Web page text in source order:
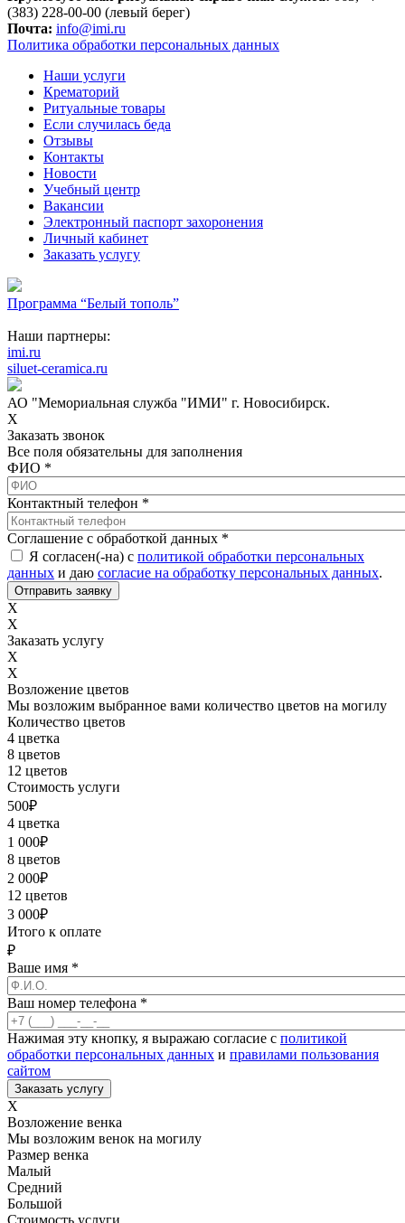
(383) 228-00-00 (левый берег)
Почта: info@imi.ru
Политика обработки персональных данных
Наши услуги
Крематорий
Ритуальные товары
Если случилась беда
Отзывы
Контакты
Новости
Учебный центр
Вакансии
Электронный паспорт захоронения
Личный кабинет
Заказать услугу
Программа “Белый тополь”
Наши партнеры:
imi.ru
siluet-ceramica.ru
АО "Мемориальная служба "ИМИ" г. Новосибирск.
X
Заказать звонок
Все поля обязательны для заполнения
ФИО *
Контактный телефон *
Соглашение с обработкой данных *
Я согласен(-на) с политикой обработки персональных
данных и даю согласие на обработку персональных данных.
X
X
Заказать услугу
X
X
Возложение цветов
Мы возложим выбранное вами количество цветов на могилу
Количество цветов
4 цветка
8 цветов
12 цветов
Стоимость услуги
500₽
4 цветка
1 000₽
8 цветов
2 000₽
12 цветов
3 000₽
Итого к оплате
₽
Ваше имя *
Ваш номер телефона *
Нажимая эту кнопку, я выражаю согласие с политикой
обработки персональных данных и правилами пользования
сайтом
X
Возложение венка
Мы возложим венок на могилу
Размер венка
Малый
Средний
Большой
Стоимость услуги